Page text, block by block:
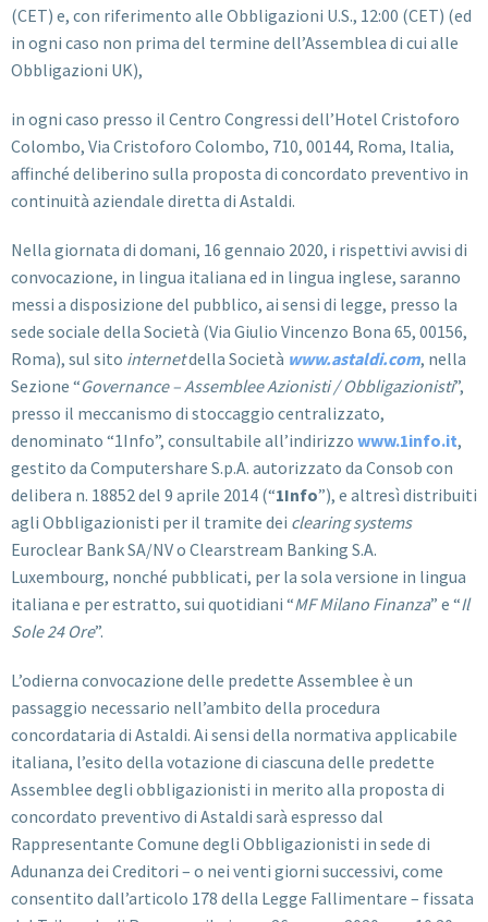
(CET) e, con riferimento alle Obbligazioni U.S., 12:00 (CET) (ed
in ogni caso non prima del termine dell’Assemblea di cui alle
Obbligazioni UK),
in ogni caso presso il Centro Congressi dell’Hotel Cristoforo
Colombo, Via Cristoforo Colombo, 710, 00144, Roma, Italia,
affinché deliberino sulla proposta di concordato preventivo in
continuità aziendale diretta di Astaldi.
Nella giornata di domani, 16 gennaio 2020, i rispettivi avvisi di
convocazione, in lingua italiana ed in lingua inglese, saranno
messi a disposizione del pubblico, ai sensi di legge, presso la
sede sociale della Società (Via Giulio Vincenzo Bona 65, 00156,
Roma), sul sito internetdella Società www.astaldi.com, nella
Sezione “Governance – Assemblee Azionisti / Obbligazionisti”,
presso il meccanismo di stoccaggio centralizzato,
denominato “1Info”, consultabile all’indirizzo www.1info.it,
gestito da Computershare S.p.A. autorizzato da Consob con
delibera n. 18852 del 9 aprile 2014 (“1Info”), e altresì distribuiti
agli Obbligazionisti per il tramite dei clearing systems
Euroclear Bank SA/NV o Clearstream Banking S.A.
Luxembourg, nonché pubblicati, per la sola versione in lingua
italiana e per estratto, sui quotidiani “MF Milano Finanza” e “Il
Sole 24 Ore”.
L’odierna convocazione delle predette Assemblee è un
passaggio necessario nell’ambito della procedura
concordataria di Astaldi. Ai sensi della normativa applicabile
italiana, l’esito della votazione di ciascuna delle predette
Assemblee degli obbligazionisti in merito alla proposta di
concordato preventivo di Astaldi sarà espresso dal
Rappresentante Comune degli Obbligazionisti in sede di
Adunanza dei Creditori – o nei venti giorni successivi, come
consentito dall’articolo 178 della Legge Fallimentare – fissata